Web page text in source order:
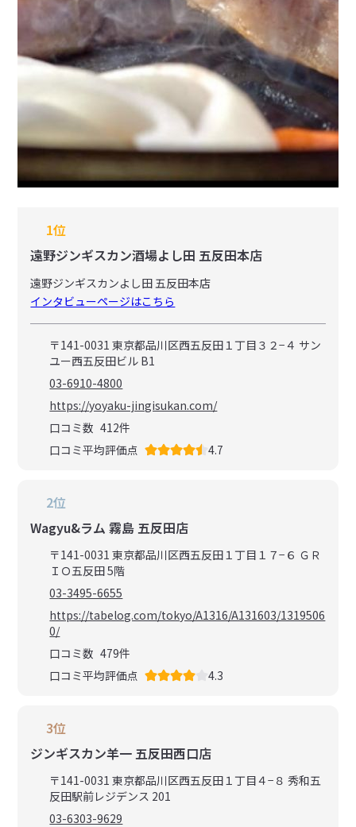
1位
遠野ジンギスカン酒場よし田 五反田本店
遠野ジンギスカンよし田 五反田本店
インタビューページはこちら
〒141-0031 東京都品川区西五反田１丁目３２−４ サン
ユー西五反田ビル B1
03-6910-4800
https://yoyaku-jingisukan.com/
口コミ数 412件
口コミ平均評価点
4.7
2位
Wagyu&ラム 霧島 五反田店
〒141-0031 東京都品川区西五反田１丁目１７−６ ＧＲ
ＩＯ五反田 5階
03-3495-6655
https://tabelog.com/tokyo/A1316/A131603/1319506
0/
口コミ数 479件
口コミ平均評価点
4.3
3位
ジンギスカン羊一 五反田西口店
〒141-0031 東京都品川区西五反田１丁目４−８ 秀和五
反田駅前レジデンス 201
03-6303-9629